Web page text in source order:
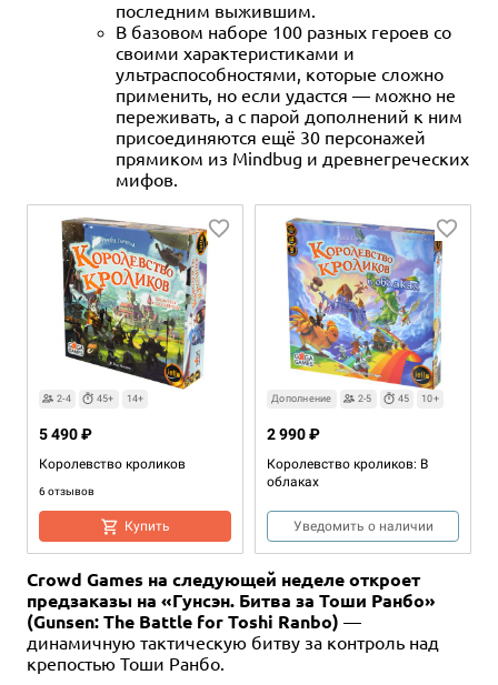
последним выжившим.
В базовом наборе 100 разных героев со
своими характеристиками и
ультраспособностями, которые сложно
применить, но если удастся — можно не
переживать, а с парой дополнений к ним
присоединяются ещё 30 персонажей
прямиком из Mindbug и древнегреческих
мифов.
2-4 45+ 14+
Королевство кроликов
6 отзывов
5 490 ₽
Купить
Дополнение 2-5 45 10+
Королевство кроликов: В
облаках
2 990 ₽
Уведомить о наличии
Crowd Games на следующей неделе откроет
предзаказы на «Гунсэн. Битва за Тоши Ранбо»
(Gunsen: The Battle for Toshi Ranbo) —
динамичную тактическую битву за контроль над
крепостью Тоши Ранбо.